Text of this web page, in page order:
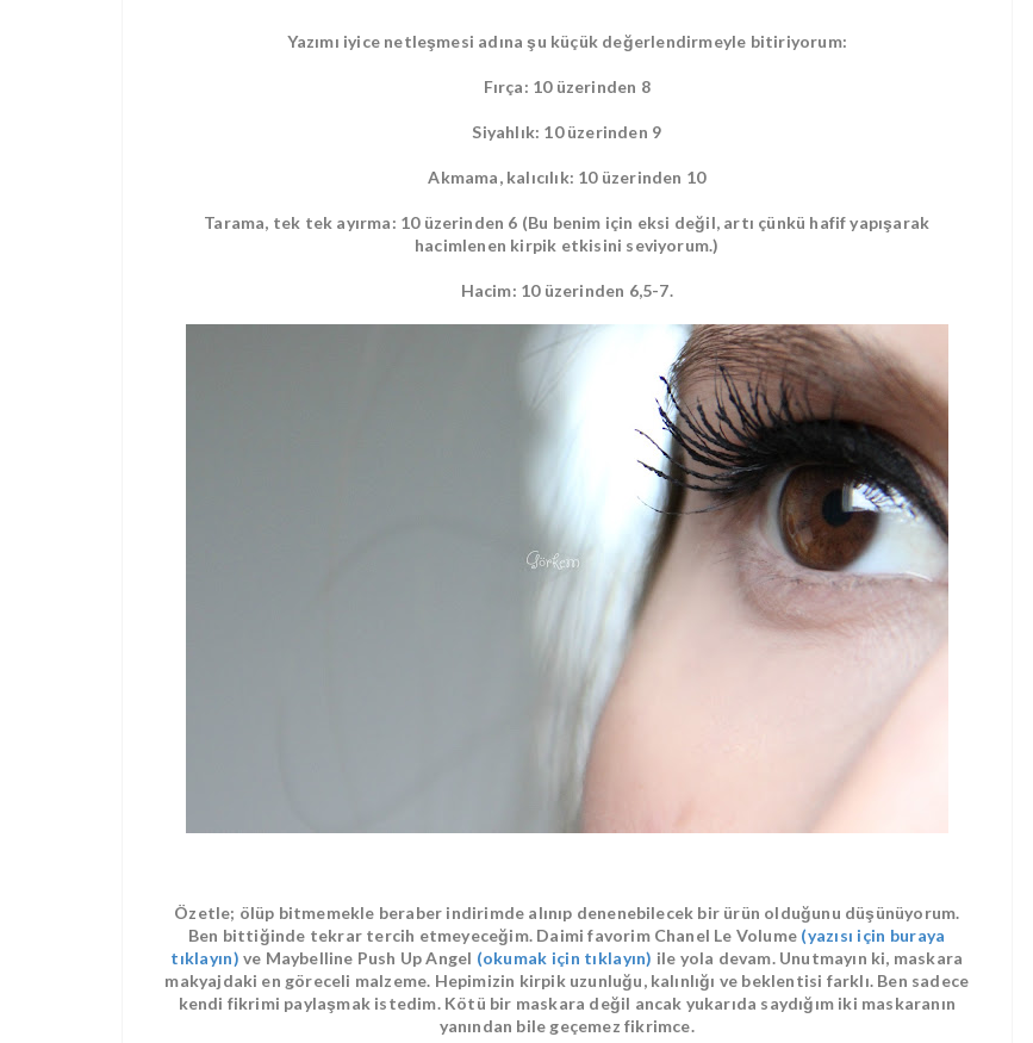
Yazımı iyice netleşmesi adına şu küçük değerlendirmeyle bitiriyorum:
Fırça: 10 üzerinden 8
Siyahlık: 10 üzerinden 9
Akmama, kalıcılık: 10 üzerinden 10
Tarama, tek tek ayırma: 10 üzerinden 6 (Bu benim için eksi değil, artı çünkü hafif yapışarak
hacimlenen kirpik etkisini seviyorum.)
Hacim: 10 üzerinden 6,5-7.
Özetle; ölüp bitmemekle beraber indirimde alınıp denenebilecek bir ürün olduğunu düşünüyorum.
Ben bittiğinde tekrar tercih etmeyeceğim. Daimi favorim Chanel Le Volume (yazısı için buraya
tıklayın) ve Maybelline Push Up Angel (okumak için tıklayın) ile yola devam. Unutmayın ki, maskara
makyajdaki en göreceli malzeme. Hepimizin kirpik uzunluğu, kalınlığı ve beklentisi farklı. Ben sadece
kendi fikrimi paylaşmak istedim. Kötü bir maskara değil ancak yukarıda saydığım iki maskaranın
yanından bile geçemez fikrimce.